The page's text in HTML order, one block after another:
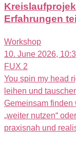
Erfahrungen
Workshop
10. June 2026,
FUX 2
You spin my head
leihen und
Gemeinsam finden
„weiter nutzen“
praxisnah und